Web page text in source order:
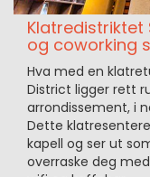
Klatredistriktet
og coworking
Hva med en
District ligger rett
arrondissement, i
Dette
kapell og ser ut
overraske deg